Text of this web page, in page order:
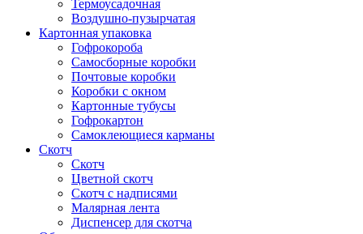
Термоусадочная
Воздушно-пузырчатая
Картонная упаковка
Гофрокороба
Самосборные коробки
Почтовые коробки
Коробки с окном
Картонные тубусы
Гофрокартон
Самоклеющиеся карманы
Скотч
Скотч
Цветной скотч
Скотч с надписями
Малярная лента
Диспенсер для скотча